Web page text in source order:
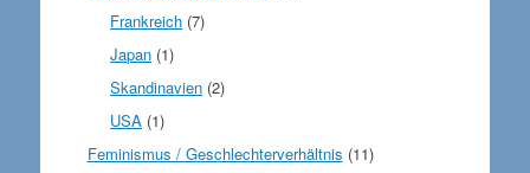
Frankreich (7)
Japan (1)
Skandinavien (2)
USA (1)
Feminismus / Geschlechterverhältnis (11)